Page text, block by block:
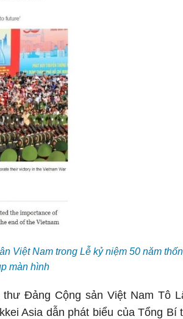
Việt Nam trong Lễ kỷ niệm 50 năm
màn hình
Đảng Cộng sản Việt Nam Tô
Asia dẫn phát biểu của Tổng Bí